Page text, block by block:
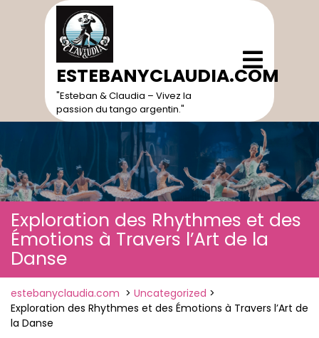
ESTEBANYCLAUDIA.COM
"Esteban & Claudia – Vivez la
passion du tango argentin."
Open
Menu
Exploration des Rhythmes et des
Émotions à Travers l’Art de la
Danse
estebanyclaudia.com > Uncategorized >
Exploration des Rhythmes et des Émotions à Travers l’Art de
la Danse